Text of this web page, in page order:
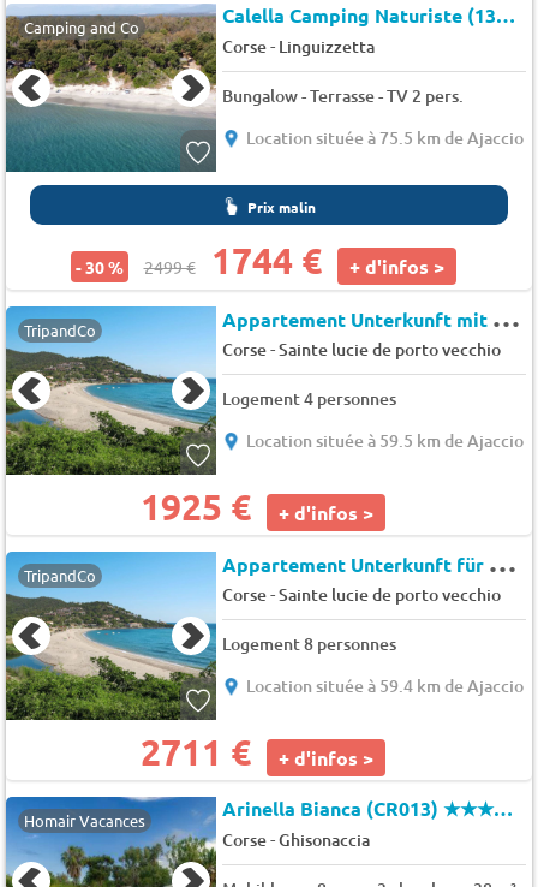
Camping and Co Calella Camping Naturiste (13084)
Corse- Linguizzetta
Bungalow - Terrasse - TV 2 pers.
Location située à 75.5 km de Ajaccio
Prix malin
- 30 % 2499 € 1744 € + d'infos >
TripandCo A
ppartement Unterkunft mit AC, Gemeinschaftspool, Nähe zum Meer
Corse-Sainte lucie de porto vecchio
Logement 4 personnes
Location située à 59.5 km de Ajaccio
1925 € + d'infos >
TripandCo A
ppartement Unterkunft für 8 Personen, klimatisiert
Corse-Sainte lucie de porto vecchio
Logement 8 personnes
Location située à 59.4 km de Ajaccio
2711 € + d'infos >
Homair Vacances Arinella Bianca (CR013)★★★★★
Corse-Ghisonaccia